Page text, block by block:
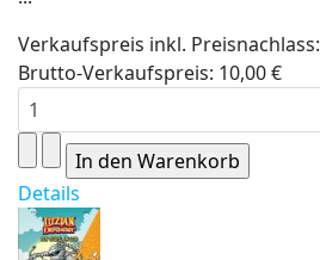
Verkaufspreis inkl. Preisnachlass:
Brutto-Verkaufspreis: 10,00 €
Details